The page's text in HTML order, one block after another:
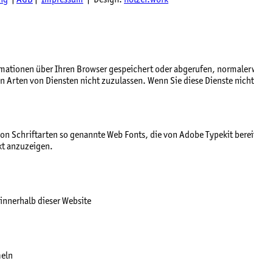
über Ihren Browser gespeichert oder abgerufen,
von Diensten nicht zuzulassen. Wenn Sie diese Dienste
Schriftarten so genannte Web Fonts, die von Adobe Typekit
anzuzeigen.
dieser Website